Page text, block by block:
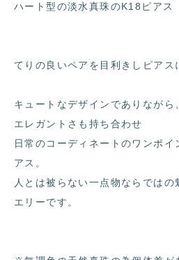
ハート型の淡水真珠のK18ピアス
てりの良いペアを目利きしピアス
キュートなデザインでありながら
エレガントさも持ち合わせ
日常のコーディネートのワンポイ
アス。
人とは被らない一点物ならではの
エリーです。